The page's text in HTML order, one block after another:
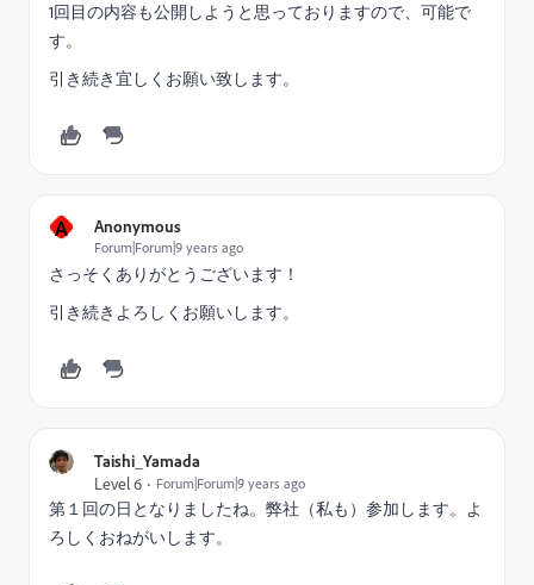
1回目の内容も公開しようと思っておりますので、可能で
す。
引き続き宜しくお願い致します。
A Anonymous
Forum|Forum|9 years ago
さっそくありがとうございます！
引き続きよろしくお願いします。
Taishi_Yamada
Level 6
Forum|Forum|9 years ago
第１回の日となりましたね。弊社（私も）参加します。よ
ろしくおねがいします。